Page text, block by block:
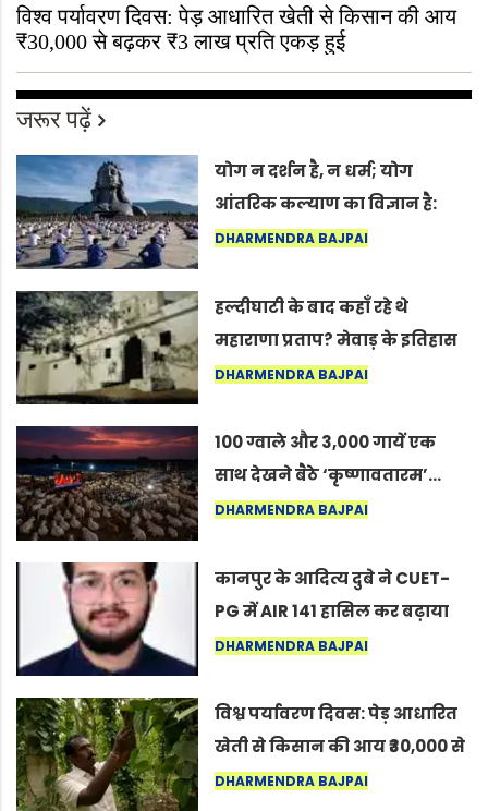
विश्व पर्यावरण दिवस: पेड़ आधारित खेती से किसान की आय
₹30,000 से बढ़कर ₹3 लाख प्रति एकड़ हुई
जरूर पढ़ें
योग न दर्शन है, न धर्म; योग
आंतरिक कल्याण का विज्ञान है:
अंतरराष्ट्रीय योग दिवस 2026 पर
DHARMENDRA BAJPAI
हल्दीघाटी के बाद कहाँ रहे थे
महाराणा प्रताप? मेवाड़ के इतिहास
का वह अनकहा अध्याय जो आज भी
DHARMENDRA BAJPAI
100 ग्वाले और 3,000 गायें एक
साथ देखने बैठे ‘कृष्णावतारम’…
नागपुर में दिखा ऐसा नज़ारा कि
कर सकते हैं”
DHARMENDRA BAJPAI
कानपुर के आदित्य दुबे ने CUET-
PG में AIR 141 हासिल कर बढ़ाया
शहर का मान
DHARMENDRA BAJPAI
विश्व पर्यावरण दिवस: पेड़ आधारित
खेती से किसान की आय ₹30,000 से
बढ़कर ₹3 लाख प्रति एकड़ हुई
DHARMENDRA BAJPAI